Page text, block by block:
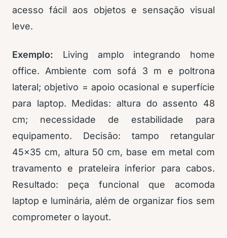
acesso fácil aos objetos e sensação visual
leve.
Exemplo: Living amplo integrando home
office. Ambiente com sofá 3 m e poltrona
lateral; objetivo = apoio ocasional e superfície
para laptop. Medidas: altura do assento 48
cm; necessidade de estabilidade para
equipamento. Decisão: tampo retangular
45×35 cm, altura 50 cm, base em metal com
travamento e prateleira inferior para cabos.
Resultado: peça funcional que acomoda
laptop e luminária, além de organizar fios sem
comprometer o layout.